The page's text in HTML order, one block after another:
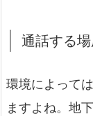
通話する
環境によって
ますよね。地